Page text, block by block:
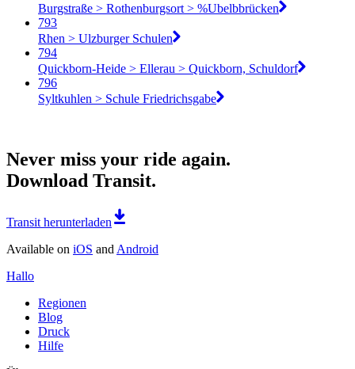
Burgstraße > Rothenburgsort > %Ubelbbrücken
793
Rhen > Ulzburger Schulen
794
Quickborn-Heide > Ellerau > Quickborn, Schuldorf
796
Syltkuhlen > Schule Friedrichsgabe
Never miss your ride again.
Download Transit.
Transit herunterladen
Available on iOS and Android
Hallo
Regionen
Blog
Druck
Hilfe